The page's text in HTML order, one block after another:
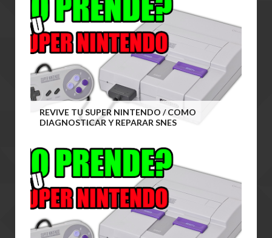
REVIVE TU SUPER NINTENDO / COMO
DIAGNOSTICAR Y REPARAR SNES